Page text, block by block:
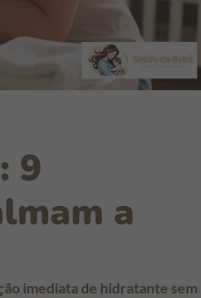
9
a
imediata de hidratante sem